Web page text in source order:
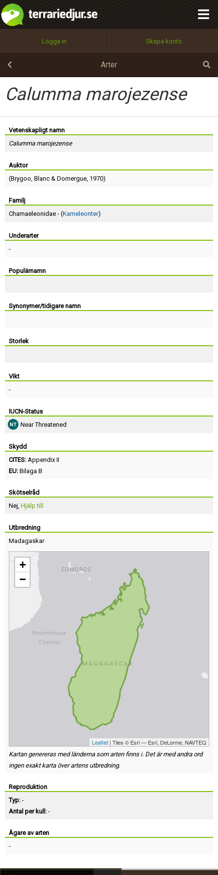
Logga in Skapa konto
Arter
Calumma marojezense
Vetenskapligt namn
Calumma marojezense
Auktor
(Brygoo, Blanc & Domergue, 1970)
Familj
Chamaeleonidae - (Kameleonter)
Underarter
-
Populärnamn
Synonymer/tidigare namn
Storlek
Vikt
-
IUCN-Status
Near Threatened
Skydd
CITES: Appendix II
EU: Bilaga B
Skötselråd
Nej, Hjälp till
Utbredning
Madagaskar
+
−
Leaflet | Tiles © Esri — Esri, DeLorme, NAVTEQ
Kartan genereras med länderna som arten finns i. Det är med andra ord
ingen exakt karta över artens utbredning.
Reproduktion
Typ: -
Antal per kull: -
Ägare av arten
-
Utför
100%
OK
integritetspolicy
Namn:
Epost:
Lösenord:
Terms of Service
Skapa konto
Begär nytt lösenord
Tillbaka till förstasidan